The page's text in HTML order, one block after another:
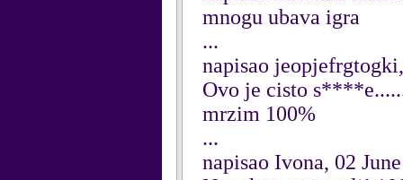
mnogu ubava igra
...
napisao
Ovo je cisto
mrzim 100%
...
napisao Ivona, 02